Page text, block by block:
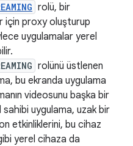
rolü, bir
için proxy oluşturup
uygulamalar yerel
rolünü üstlenen
bu ekranda uygulama
videosunu başka bir
uygulama, uzak bir
etkinliklerini, bu cihaz
yerel cihaza da